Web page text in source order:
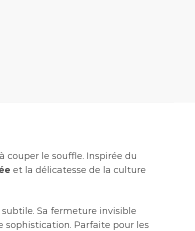
couper le souffle. Inspirée du
et la délicatesse de la culture
Sa fermeture invisible
sophistication. Parfaite pour les